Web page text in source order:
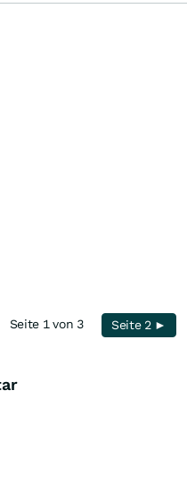
Seite 1 von 3 Seite 2 ►